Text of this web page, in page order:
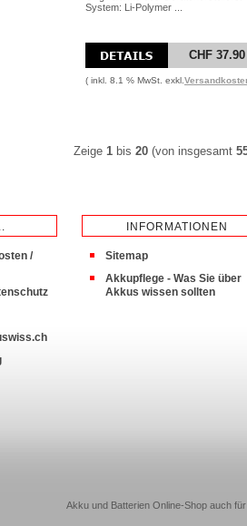
System: Li-Polymer ...
CHF 37.90
( inkl. 8.1 % MwSt. exkl.
Zeige 1 bis 20 (von insgesamt
/
INFORMATIONEN
Sitemap
Akkupflege - Was Sie über
Akkus wissen sollten
Akku und Batterien Online-Shop auch